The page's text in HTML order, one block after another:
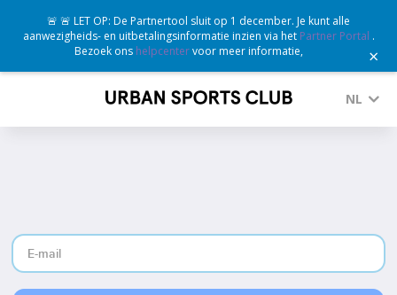
🚨 🚨 LET OP: De Partnertool sluit op 1 december. Je kunt alle
aanwezigheids- en uitbetalingsinformatie inzien via het Partner Portal .
Bezoek ons helpcentervoor meer informatie, ×
NL